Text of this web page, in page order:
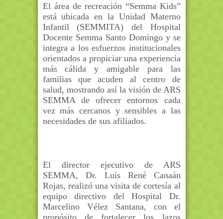
El área de recreación “Semma Kids”
está ubicada en la Unidad Materno
Infantil (SEMMITA) del Hospital
Docente Semma Santo Domingo y se
integra a los esfuerzos institucionales
orientados a propiciar una experiencia
más cálida y amigable para las
familias que acuden al centro de
salud, mostrando así la visión de ARS
SEMMA de ofrecer entornos cada
vez más cercanos y sensibles a las
necesidades de sus afiliados.
El director ejecutivo de ARS
SEMMA, Dr. Luis René Canaán
Rojas, realizó una visita de cortesía al
equipo directivo del Hospital Dr.
Marcelino Vélez
Santana, con el
propósito de fortalecer los lazos